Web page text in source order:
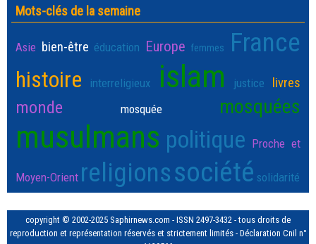
Mots-clés de la semaine
Asie bien-être éducation Europe femmes France
histoire interreligieux islam justice livres
monde mosquée mosquées
musulmans politique Proche et
Moyen-Orient religionssociété solidarité
copyright © 2002-2025 Saphirnews.com - ISSN 2497-3432 - tous droits de
reproduction et représentation réservés et strictement limités - Déclaration Cnil n°